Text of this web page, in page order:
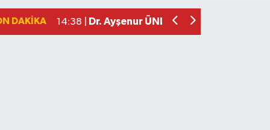
DAKIKA
14:38 |
Dr. Ayşenur ÜNLÜ Göreve Başladı